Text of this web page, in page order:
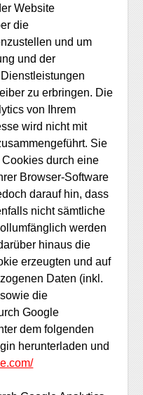
Website
die
und um
und der
zu erbringen. Die
von Ihrem
wird nicht mit
Sie
durch eine
Browser-Software
darauf hin, dass
nicht sämtliche
werden
hinaus die
erzeugten und auf
Daten (inkl.
die
Google
dem folgenden
herunterladen und